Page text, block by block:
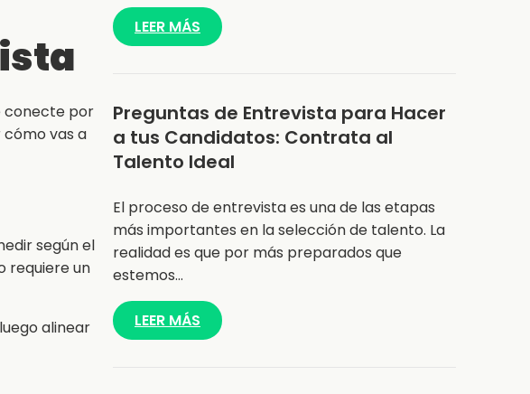
conecte por
cómo vas a
según el
requiere un
alinear
LEER MÁS
Preguntas de Entrevista para Hacer
a tus Candidatos: Contrata al
Talento Ideal
El proceso de entrevista es una de las etapas
más importantes en la selección de talento. La
realidad es que por más preparados que
estemos…
LEER MÁS